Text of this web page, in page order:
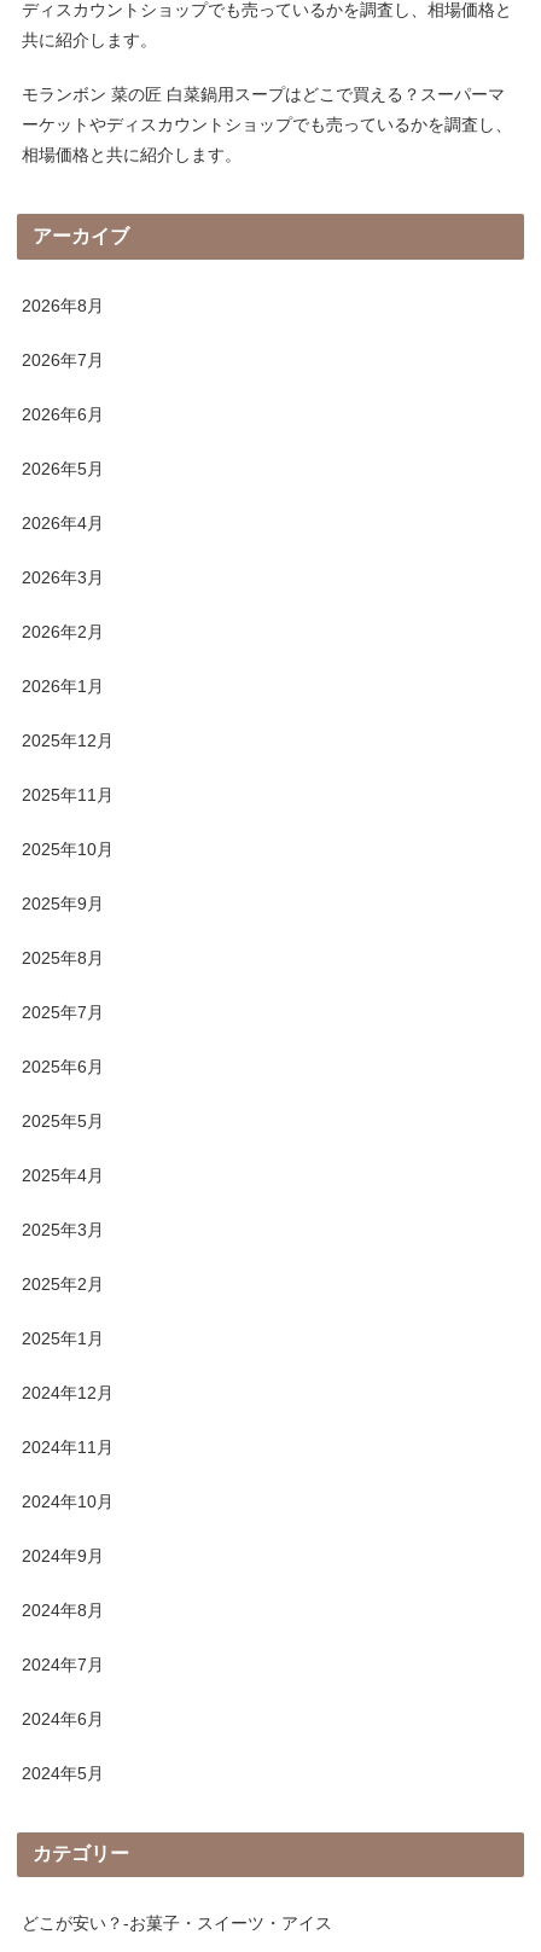
ディスカウントショップでも売っているかを調査し、相場価格と
共に紹介します。
モランボン 菜の匠 白菜鍋用スープはどこで買える？スーパーマ
ーケットやディスカウントショップでも売っているかを調査し、
相場価格と共に紹介します。
アーカイブ
2026年8月
2026年7月
2026年6月
2026年5月
2026年4月
2026年3月
2026年2月
2026年1月
2025年12月
2025年11月
2025年10月
2025年9月
2025年8月
2025年7月
2025年6月
2025年5月
2025年4月
2025年3月
2025年2月
2025年1月
2024年12月
2024年11月
2024年10月
2024年9月
2024年8月
2024年7月
2024年6月
2024年5月
カテゴリー
どこが安い？-お菓子・スイーツ・アイス